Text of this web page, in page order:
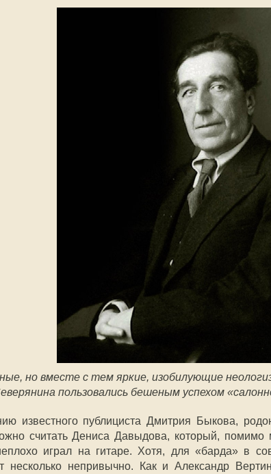
но вместе с тем яркие, изобилующие
пользовались бешеным успехом
известного публициста Дмитрия Быкова,
считать Дениса Давыдова, который, помимо
играл на гитаре. Хотя, для «барда» в
несколько непривычно. Как и Александр